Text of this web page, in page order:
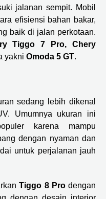
jalanan sempit. Mobil
efisiensi bahan bakar,
baik di jalan perkotaan.
Tiggo 7 Pro, Chery
yakni Omoda 5 GT.
sedang lebih dikenal
Umumnya ukuran ini
karena mampu
dengan nyaman dan
untuk perjalanan jauh
Tiggo 8 Prodengan